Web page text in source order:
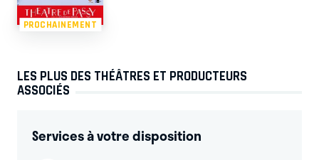
PROCHAINEMENT
LES PLUS DES THÉÂTRES ET PRODUCTEURS
ASSOCIÉS
Services à votre disposition